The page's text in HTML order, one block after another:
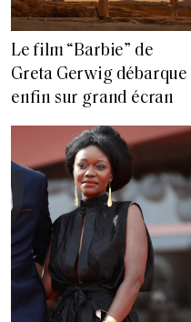
Le film “Barbie” de
Greta Gerwig débarque
enfin sur grand écran